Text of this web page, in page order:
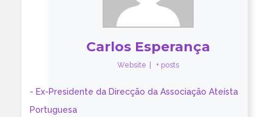
Carlos Esperança
Website + posts
- Ex-Presidente da Direcção da Associação Ateísta
Portuguesa